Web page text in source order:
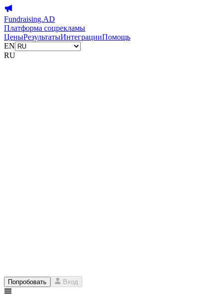
Fundraising.AD
Платформа соцрекламы
ЦеныРезультатыИнтеграцииПомощь
EN
RU
Попробовать Вход